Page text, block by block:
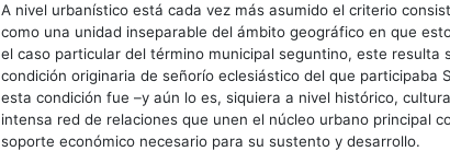
A nivel urbanístico está cada vez más asumido el criterio
como una unidad inseparable del ámbito geográfico en que
el caso particular del término municipal seguntino, este resulta
condición originaria de señorío eclesiástico del que participaba
esta condición fue –y aún lo es, siquiera a nivel histórico,
intensa red de relaciones que unen el núcleo urbano principal
soporte económico necesario para su sustento y desarrollo.